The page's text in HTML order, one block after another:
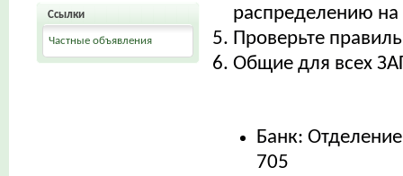
распределению
Проверьте
Общие для всех
Банк:
705
Ссылки
Частные объявления